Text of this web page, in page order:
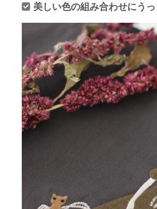
美しい色の組み合わせにうっ